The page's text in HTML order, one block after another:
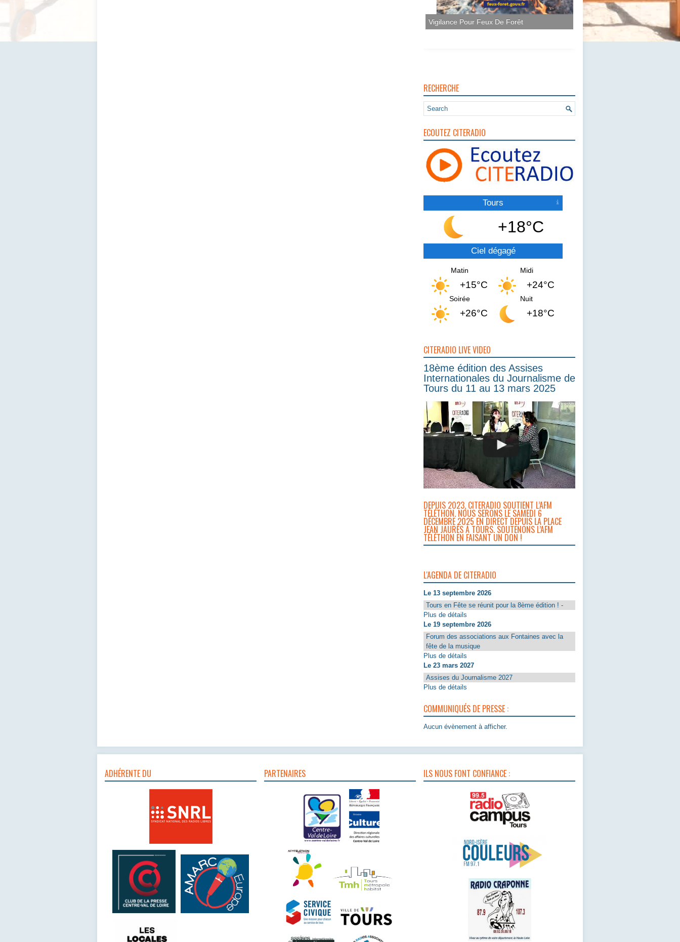
Vigilance Pour Feux De Forêt
RECHERCHE
ECOUTEZ CITERADIO
Tours
+18°C
Ciel dégagé
Matin
+15°C
Midi
+24°C
Soirée
+26°C
Nuit
+18°C
CITERADIO LIVE VIDEO
18ème édition des Assises
Internationales du Journalisme de
Tours du 11 au 13 mars 2025
DEPUIS 2023, CITERADIO SOUTIENT L’AFM
TÉLÉTHON. NOUS SERONS LE SAMEDI 6
DÉCEMBRE 2025 EN DIRECT DEPUIS LA PLACE
JEAN JAURÈS À TOURS. SOUTENONS L’AFM
TÉLÉTHON EN FAISANT UN DON !
L'AGENDA DE CITERADIO
Le 13 septembre 2026
Tours en Fête se réunit pour la 8ème édition ! -
Plus de détails
Le 19 septembre 2026
Forum des associations aux Fontaines avec la
fête de la musique
Plus de détails
Le 23 mars 2027
Assises du Journalisme 2027
Plus de détails
COMMUNIQUÉS DE PRESSE :
Aucun évènement à afficher.
ADHÉRENTE DU PARTENAIRES ILS NOUS FONT CONFIANCE :